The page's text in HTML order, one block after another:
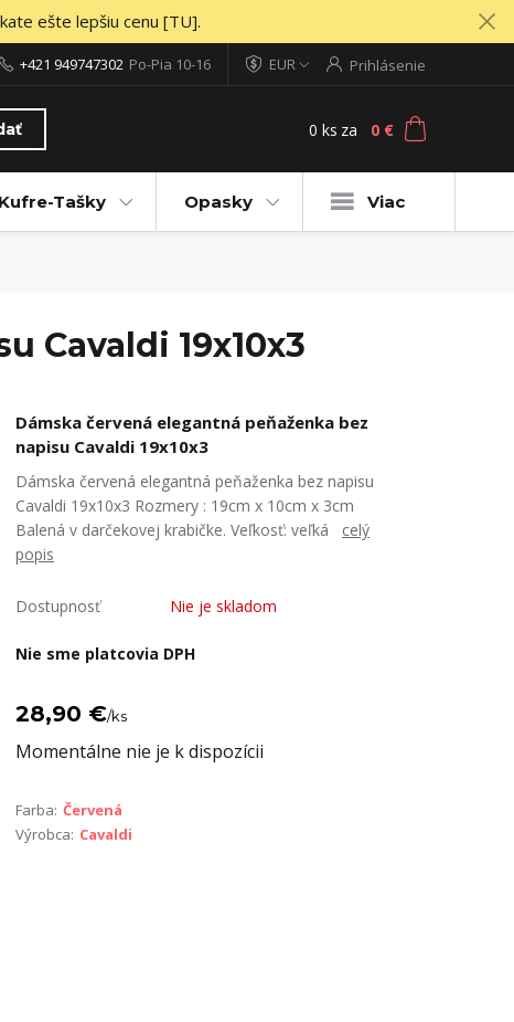
ešte lepšiu cenu [TU].
EUR Prihlásenie
+421 949747302 Po-Pia 10-16
0 ks za 0 €
Kufre-Tašky Opasky Viac
Cavaldi 19x10x3
Dámska červená elegantná peňaženka bez
napisu Cavaldi 19x10x3
Dámska červená elegantná peňaženka bez napisu
Cavaldi 19x10x3 Rozmery : 19cm x 10cm x 3cm
Balená v darčekovej krabičke. Veľkosť: veľká celý
popis
Dostupnosť Nie je skladom
Nie sme platcovia DPH
28,90 €/ks
Momentálne nie je k dispozícii
Farba: Červená
Výrobca: Cavaldi